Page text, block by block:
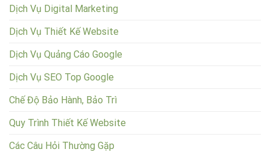
Dịch Vụ Digital Marketing
Dịch Vụ Thiết Kế Website
Dịch Vụ Quảng Cáo Google
Dịch Vụ SEO Top Google
Chế Độ Bảo Hành, Bảo Trì
Quy Trình Thiết Kế Website
Các Câu Hỏi Thường Gặp